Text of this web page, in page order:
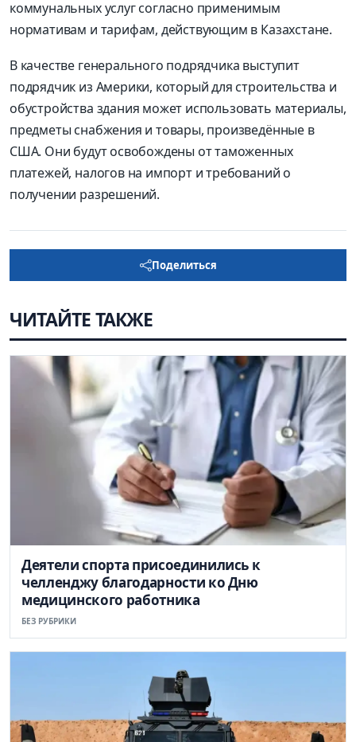
коммунальных услуг согласно применимым
нормативам и тарифам, действующим в Казахстане.
В качестве генерального подрядчика выступит
подрядчик из Америки, который для строительства и
обустройства здания может использовать материалы,
предметы снабжения и товары, произведённые в
США. Они будут освобождены от таможенных
платежей, налогов на импорт и требований о
получении разрешений.
Поделиться
ЧИТАЙТЕ ТАКЖЕ
Деятели спорта присоединились к
челленджу благодарности ко Дню
медицинского работника
БЕЗ РУБРИКИ